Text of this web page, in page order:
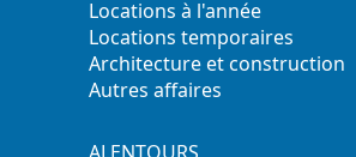
Locations à l'année
Locations temporaires
Architecture et construction
Autres affaires